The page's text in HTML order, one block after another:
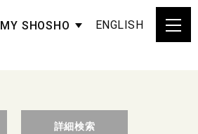
MY SHOSHO ENGLISH
詳細検索